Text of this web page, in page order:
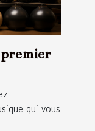
premier
qui vous